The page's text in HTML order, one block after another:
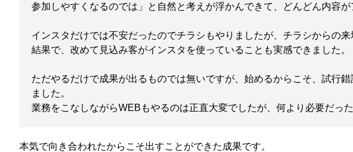
参加しやすくなるのでは」と自然と考えが浮かんできて、どんどん内容が
インスタだけでは不安だったのでチラシもやりましたが、チラシからの来
結果で、改めて見込み客がインスタを使っていることも実感できました。
ただやるだけで成果が出るものでは無いですが、始めるからこそ、試行
ました。
業務をこなしながらWEB もやるのは正直大変でしたが、何より必要だっ
本気で向き合われたからこそ出すことができた成果です。